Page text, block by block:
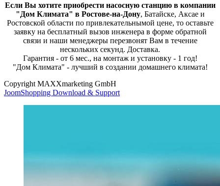
Если Вы хотите приобрести насосную станцию в компании
"Дом Климата" в Ростове-на-Дону, Батайске, Аксае и
Ростовской области по привлекательнымой цене, то оставьте
заявку на бесплатный вызов инженера в форме обратной
связи и наши менеджеры перезвонят Вам в течение
нескольких секунд. Доставка.
Гарантия - от 6 мес., на монтаж и установку - 1 год!
"Дом Климата" - лучший в создании домашнего климата!
Copyright MAXXmarketing GmbH
JoomShopping Download & Support